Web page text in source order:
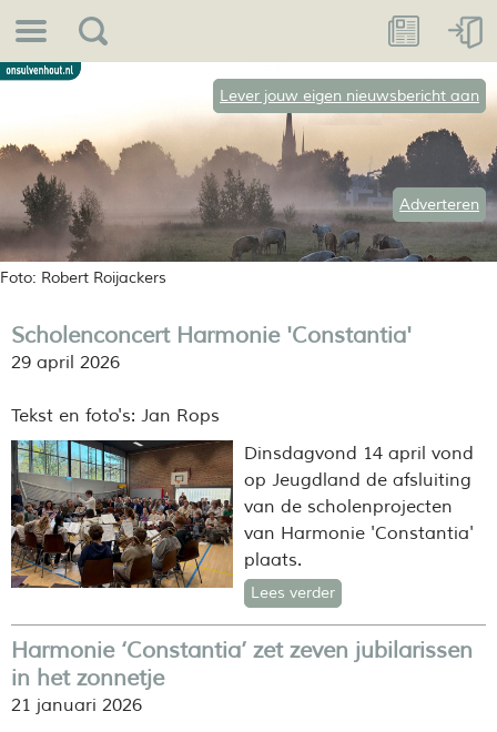
Foto: Robert Roijackers
Lever jouw eigen nieuwsbericht aan
Adverteren
Scholenconcert Harmonie 'Constantia'
29 april 2026
Tekst en foto's: Jan Rops
Dinsdagvond 14 april vond
op Jeugdland de afsluiting
van de scholenprojecten
van Harmonie 'Constantia'
plaats.
Lees verder
Harmonie ‘Constantia’ zet zeven jubilarissen
in het zonnetje
21 januari 2026